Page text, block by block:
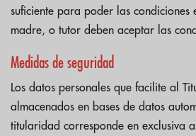
suficiente para poder las condiciones
madre, o tutor deben aceptar las
Medidas de seguridad
Los datos personales que facilite al
almacenados en bases de datos
titularidad corresponde en exclusiva